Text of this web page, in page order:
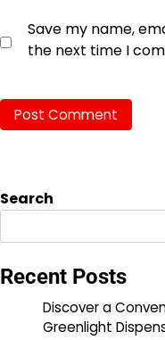
Save my name,
the next time I
Search
Recent Posts
Discover a
Greenlight